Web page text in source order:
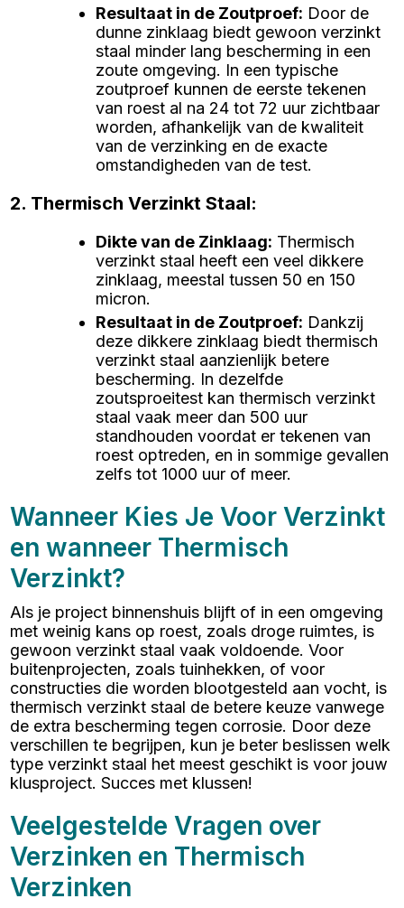
Resultaat in de Zoutproef: Door de
dunne zinklaag biedt gewoon verzinkt
staal minder lang bescherming in een
zoute omgeving. In een typische
zoutproef kunnen de eerste tekenen
van roest al na 24 tot 72 uur zichtbaar
worden, afhankelijk van de kwaliteit
van de verzinking en de exacte
omstandigheden van de test.
2. Thermisch Verzinkt Staal:
Dikte van de Zinklaag: Thermisch
verzinkt staal heeft een veel dikkere
zinklaag, meestal tussen 50 en 150
micron.
Resultaat in de Zoutproef: Dankzij
deze dikkere zinklaag biedt thermisch
verzinkt staal aanzienlijk betere
bescherming. In dezelfde
zoutsproeitest kan thermisch verzinkt
staal vaak meer dan 500 uur
standhouden voordat er tekenen van
roest optreden, en in sommige gevallen
zelfs tot 1000 uur of meer.
Wanneer Kies Je Voor Verzinkt
en wanneer Thermisch
Verzinkt?
Als je project binnenshuis blijft of in een omgeving
met weinig kans op roest, zoals droge ruimtes, is
gewoon verzinkt staal vaak voldoende. Voor
buitenprojecten, zoals tuinhekken, of voor
constructies die worden blootgesteld aan vocht, is
thermisch verzinkt staal de betere keuze vanwege
de extra bescherming tegen corrosie. Door deze
verschillen te begrijpen, kun je beter beslissen welk
type verzinkt staal het meest geschikt is voor jouw
klusproject. Succes met klussen!
Veelgestelde Vragen over
Verzinken en Thermisch
Verzinken